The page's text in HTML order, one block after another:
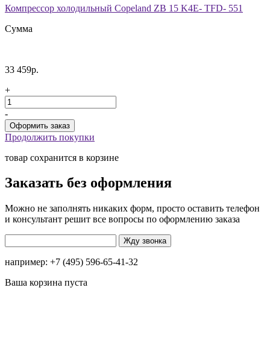
Компрессор холодильный Copeland ZB 15 K4E- TFD- 551
Сумма
33 459р.
+
-
Продолжить покупки
товар сохранится в корзине
Заказать без оформления
Можно не заполнять никаких форм, просто оставить телефон
и консультант решит все вопросы по оформлению заказа
например: +7 (495) 596-65-41-32
Ваша корзина пуста